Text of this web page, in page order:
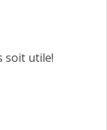
soit utile!